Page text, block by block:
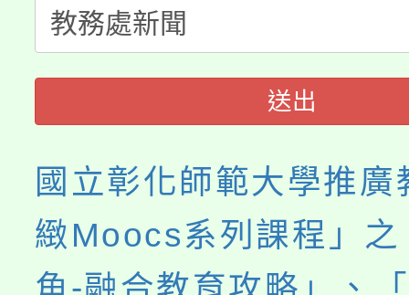
義教育推展貢獻獎」
送出
國立彰化師範大學推廣
緻Moocs系列課程」